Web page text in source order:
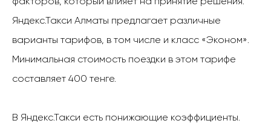
Яндекс.Такси Алматы предлагает различные
варианты тарифов, в том числе и класс «Эконом».
Минимальная стоимость поездки в этом тарифе
составляет 400 тенге.
В Яндекс.Такси есть понижающие коэффициенты.